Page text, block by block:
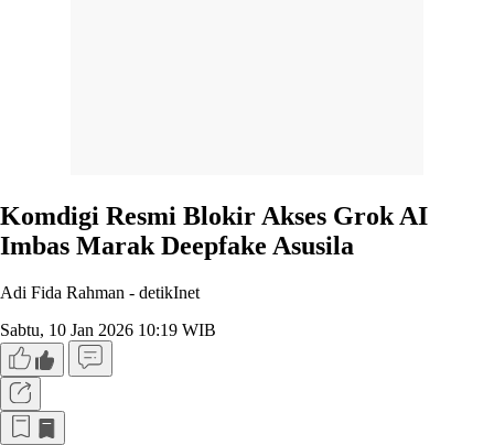
Komdigi Resmi Blokir Akses Grok AI
Imbas Marak Deepfake Asusila
Adi Fida Rahman - detikInet
Sabtu, 10 Jan 2026 10:19 WIB